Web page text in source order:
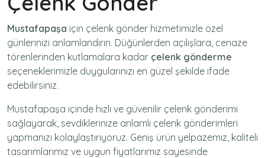
Mustafapaşa için çelenk gönder hizmetimizle özel
günlerinizi anlamlandırın. Düğünlerden açılışlara, cenaze
törenlerinden kutlamalara kadar çelenk gönderme
seçeneklerimizle duygularınızı en güzel şekilde ifade
edebilirsiniz.
Mustafapaşa içinde hızlı ve güvenilir çelenk gönderimi
sağlayarak, sevdiklerinize anlamlı çelenk gönderimleri
yapmanızı kolaylaştırıyoruz. Geniş ürün yelpazemiz, kaliteli
tasarımlarımız ve uygun fiyatlarımız sayesinde